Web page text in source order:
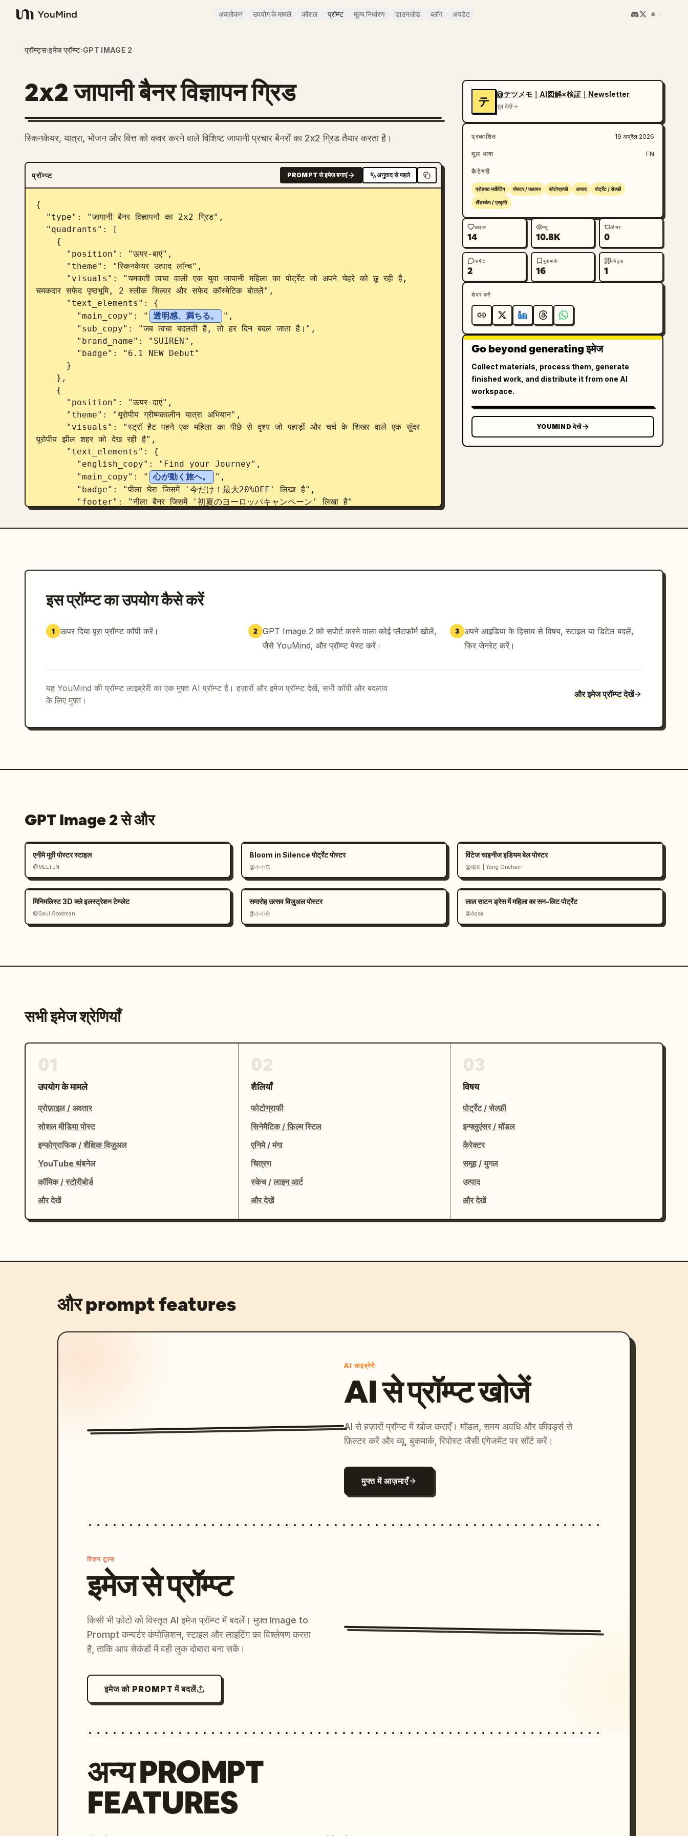
YouMind
अवलोकन उपयोग के मामले कौशल प्रॉम्प्ट मूल्य निर्धारण डाउनलोड ब्लॉग अपडेट
प्रॉम्प्ट्स›इमेज प्रॉम्प्ट›GPT IMAGE 2
2x2 जापानी बैनर विज्ञापन ग्रिड
स्किनकेयर, यात्रा, भोजन और वित्त को कवर करने वाले विशिष्ट जापानी प्रचार बैनरों का 2x2 ग्रिड तैयार करता है।
प्रॉम्प्ट PROMPT से इमेज बनाएं अनुवाद से पहले
{
चमकदार सफेद पृष्ठभूमि, 2 स्लीक सिल्वर और सफेद कॉस्मेटिक बोतलें",
        "main_copy": "
透明感、満ちる。
",
यूरोपीय झील शहर को देख रही है",
        "main_copy": "
心が動く旅へ。
",
    },
      "text_elements": {
        "product_name": "日々のだし",
        "sub_copy": "सामग्री का स्वाद, पूरी तरह से।"
      "position": "नीचे-दाएं",
      "theme": "निवेश ऐप",
    }
  ]
テ
@テツメモ｜AI図解×検証｜Newsletter
मूल देखें
प्रकाशित 19 अप्रैल 2026
मूल भाषा EN
कैटेगरी
प्रोडक्ट मार्केटिंग पोस्टर / फ़्लायर फोटोग्राफी उत्पाद पोर्ट्रेट / सेल्फ़ी
लैंडस्केप / प्रकृति
लाइक
14
व्यू
10.8K
शेयर
0
कमेंट
2
बुकमार्क
16
कोट्स
1
शेयर करें
Go beyond generating इमेज
Collect materials, process them, generate
finished work, and distribute it from one AI
workspace.
YOUMIND देखें
इस प्रॉम्प्ट का उपयोग कैसे करें
1 ऊपर दिया पूरा प्रॉम्प्ट कॉपी करें। 2 GPT Image 2 को सपोर्ट करने वाला कोई प्लैटफ़ॉर्म खोलें,
जैसे YouMind, और प्रॉम्प्ट पेस्ट करें।
3 अपने आइडिया के हिसाब से विषय, स्टाइल या डिटेल बदलें,
फिर जेनरेट करें।
यह YouMind की प्रॉम्प्ट लाइब्रेरी का एक मुफ़्त AI प्रॉम्प्ट है। हज़ारों और इमेज प्रॉम्प्ट देखें, सभी कॉपी और बदलाव
के लिए मुफ़्त।
और इमेज प्रॉम्प्ट देखें
GPT Image 2 से और
एनीमे मूवी पोस्टर स्टाइल
@MELTEN
Bloom in Silence पोर्ट्रेट पोस्टर
@小小东
विंटेज चाइनीज इडियम बेल पोस्टर
@楊哥 | Yang Onchain
मिनिमलिस्ट 3D क्ले इलस्ट्रेशन टेम्प्लेट
@Saul Goodman
समारोह उत्सव विज़ुअल पोस्टर
@小小东
लाल साटन ड्रेस में महिला का सन-लिट पोर्ट्रेट
@Aqsa
सभी इमेज श्रेणियाँ
उपयोग के मामले
प्रोफ़ाइल / अवतार
सोशल मीडिया पोस्ट
इन्फोग्राफिक / शैक्षिक विज़ुअल
YouTube थंबनेल
कॉमिक / स्टोरीबोर्ड
और देखें
शैलियाँ
फोटोग्राफी
सिनेमैटिक / फ़िल्म स्टिल
एनिमे / मंगा
चित्रण
स्केच / लाइन आर्ट
और देखें
विषय
पोर्ट्रेट / सेल्फ़ी
इन्फ्लुएंसर / मॉडल
कैरेक्टर
समूह / युगल
उत्पाद
और देखें
और prompt features
AI लाइब्रेरी
AI से प्रॉम्प्ट खोजें
AI से हज़ारों प्रॉम्प्ट में खोज कराएँ। मॉडल, समय अवधि और कीवर्ड्स से
फ़िल्टर करें और व्यू, बुकमार्क, रिपोस्ट जैसी एंगेजमेंट पर सॉर्ट करें।
मुफ्त में आज़माएँ
विज़न टूल्स
इमेज से प्रॉम्प्ट
किसी भी फ़ोटो को विस्तृत AI इमेज प्रॉम्प्ट में बदलें। मुफ़्त Image to
Prompt कन्वर्टर कंपोज़िशन, स्टाइल और लाइटिंग का विश्लेषण करता
है, ताकि आप सेकंडों में वही लुक दोबारा बना सकें।
इमेज को PROMPT में बदलें
अन्य PROMPT
FEATURES